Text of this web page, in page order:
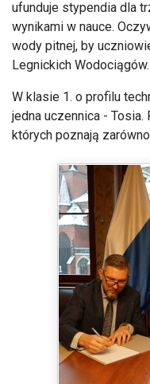
ufunduje stypendia dla
wynikami w nauce.
wody pitnej, by
Legnickich Wodociągów.
W klasie 1. o profilu
jedna uczennica -
których poznają